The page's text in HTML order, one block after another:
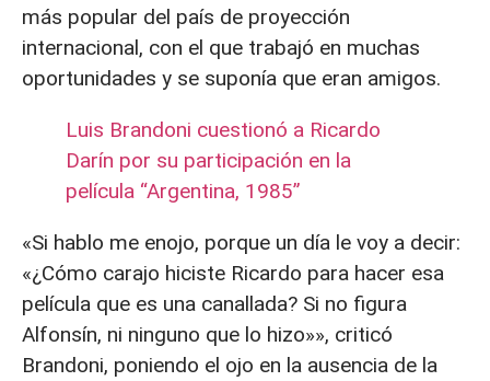
más popular del país de proyección
internacional, con el que trabajó en muchas
oportunidades y se suponía que eran amigos.
Luis Brandoni cuestionó a Ricardo
Darín por su participación en la
película “Argentina, 1985”
«Si hablo me enojo, porque un día le voy a decir:
«¿Cómo carajo hiciste Ricardo para hacer esa
película que es una canallada? Si no figura
Alfonsín, ni ninguno que lo hizo»», criticó
Brandoni, poniendo el ojo en la ausencia de la